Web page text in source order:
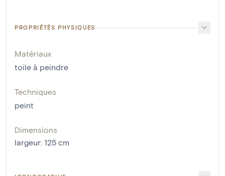
PROPRIÉTÉS PHYSIQUES
Matériaux
toile à peindre
Techniques
peint
Dimensions
largeur: 125 cm